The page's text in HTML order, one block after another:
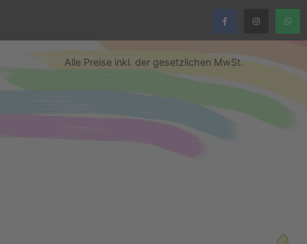
Alle Preise inkl. der gesetzlichen MwSt.